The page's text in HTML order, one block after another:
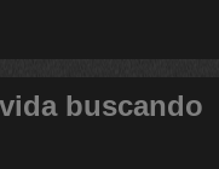
buscando